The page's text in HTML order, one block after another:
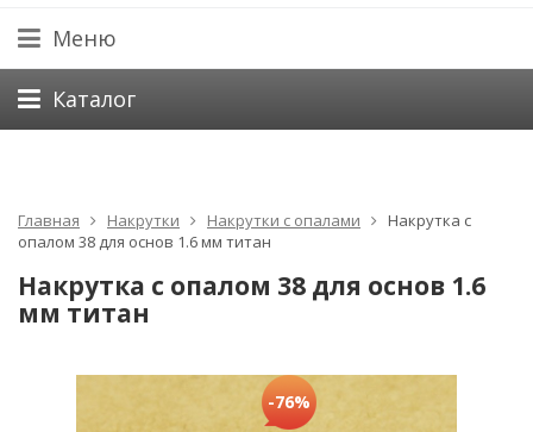
Меню
Каталог
Главная Накрутки Накрутки с опалами
Накрутка с
опалом 38 для основ 1.6 мм титан
Накрутка с опалом 38 для основ 1.6
мм титан
-76%